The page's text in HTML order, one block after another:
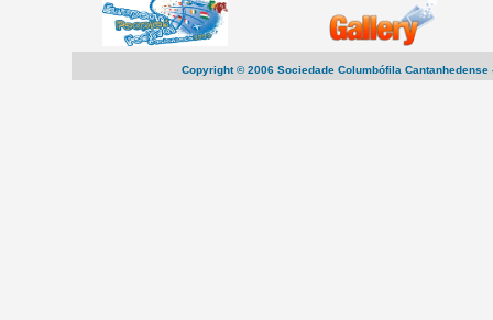
Copyright © 2006 Sociedade Columbófila